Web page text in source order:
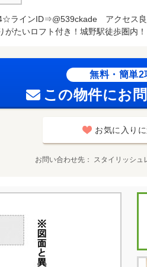
ラインID⇒@539ckade アクセス良
がたいロフト付き！城野駅徒歩圏内
無料・簡単2
この物件にお
お気に入り
お問い合わせ先 スタイリッシュ